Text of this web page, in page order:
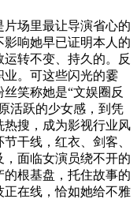
场里最让导演省心的
响她早已证明本人的
转不变、持久的。反
业。可这些闪光的霎
笑称她是“文娱圈反
活跃的少女感，到凭
搜，成为影视行业风
干线，红衣、剑客、
面临女演员绕不开的
根基盘，托住故事的
在线，恰如她给不雅